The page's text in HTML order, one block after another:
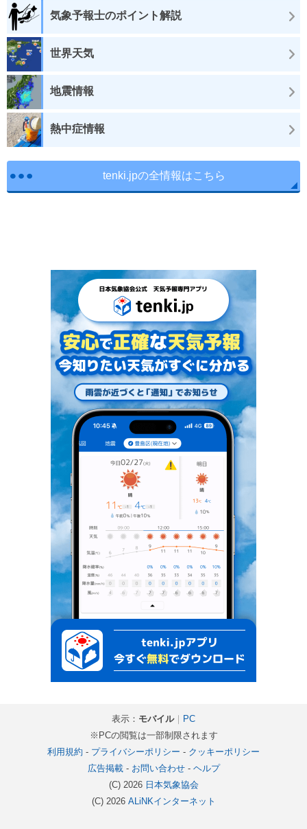
気象予報士のポイント解説
世界天気
地震情報
熱中症情報
tenki.jpの全情報はこちら
表示： モバイル｜
PC
※PCの閲覧は一部制限されます
利用規約 - プライバシーポリシー - クッキーポリシー
広告掲載- お問い合わせ- ヘルプ
(C) 2026 日本気象協会
(C) 2026 ALiNKインターネット